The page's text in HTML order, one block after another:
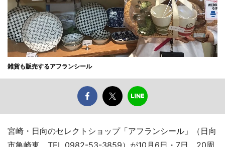
雑貨も販売するアフランシール
宮崎・日向のセレクトショップ「アフランシール」（日向
市亀崎東、TEL 0982-53-3859）が10月6日・7日、20周